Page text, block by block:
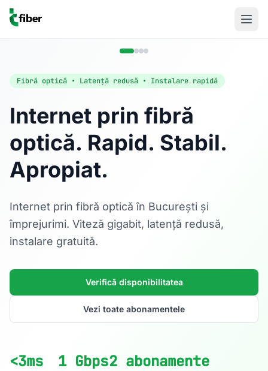
Fibră optică • Latență redusă • Instalare rapidă
Internet prin fibră
optică. Rapid. Stabil.
Apropiat.
Internet prin fibră optică în București și
împrejurimi. Viteză gigabit, latență redusă,
instalare gratuită.
Verifică disponibilitatea
Vezi toate abonamentele
<3ms 1 Gbps2 abonamente
Acasă
Internet Rezidențial
Fibră optică până la 1 Gbps, direct în casa ta.